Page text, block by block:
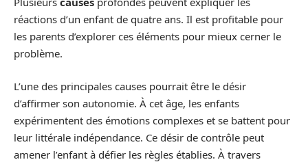
réactions d’un enfant de quatre ans. Il est profitable pour
les parents d’explorer ces éléments pour mieux cerner le
problème.
L’une des principales causes pourrait être le désir
d’affirmer son autonomie. À cet âge, les enfants
expérimentent des émotions complexes et se battent pour
leur littérale indépendance. Ce désir de contrôle peut
amener l’enfant à défier les règles établies. À travers